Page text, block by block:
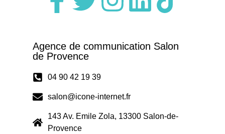
Agence de communication Salon
de Provence
04 90 42 19 39
salon@icone-internet.fr
143 Av. Emile Zola, 13300 Salon-de-
Provence